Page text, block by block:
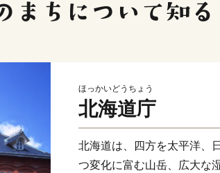
ほっかいどうちょう
北海道庁
北海道は、四方を太平洋、
つ変化に富む山岳、広大な